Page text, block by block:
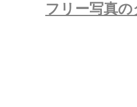
フリー写真